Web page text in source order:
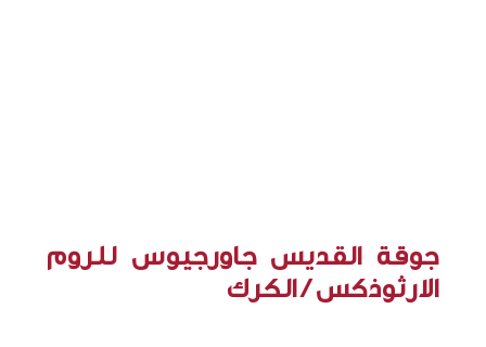
جوقة القديس جاورجيوس للروم
الارثوذكس / الكرك